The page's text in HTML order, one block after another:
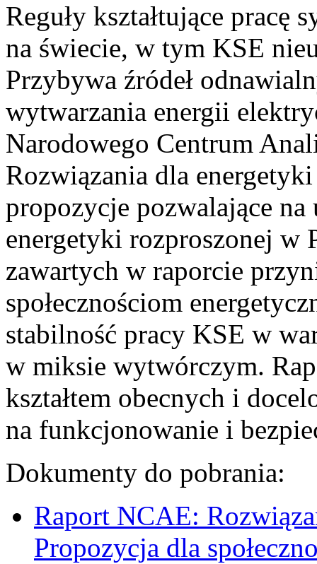
Reguły kształtujące pracę
na świecie, w tym KSE
Przybywa źródeł
wytwarzania energii
Narodowego Centrum
Rozwiązania dla
propozycje pozwalające
energetyki rozproszonej w
zawartych w raporcie
społecznościom
stabilność pracy KSE w
w miksie wytwórczym.
kształtem obecnych i
na funkcjonowanie i
Dokumenty do pobrania:
Raport NCAE:
Propozycja dla